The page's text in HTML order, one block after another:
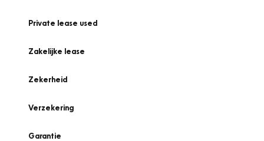
Private lease used
Zakelijke lease
Zekerheid
Verzekering
Garantie